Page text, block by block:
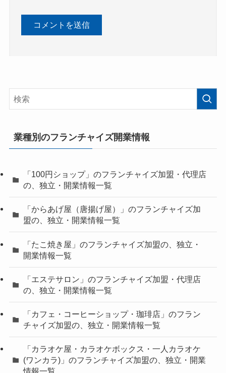
業種別のフランチャイズ開業情報
「100円ショップ」のフランチャイズ加盟・代理店
の、独立・開業情報一覧
「からあげ屋（唐揚げ屋）」のフランチャイズ加
盟の、独立・開業情報一覧
「たこ焼き屋」のフランチャイズ加盟の、独立・
開業情報一覧
「エステサロン」のフランチャイズ加盟・代理店
の、独立・開業情報一覧
「カフェ・コーヒーショップ・珈琲店」のフラン
チャイズ加盟の、独立・開業情報一覧
「カラオケ屋・カラオケボックス・一人カラオケ
(ワンカラ)」のフランチャイズ加盟の、独立・開業
情報一覧